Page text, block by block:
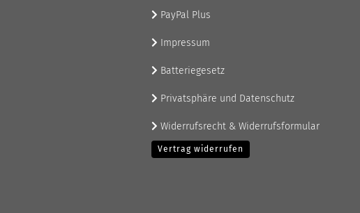
PayPal Plus
Impressum
Batteriegesetz
Privatsphäre und Datenschutz
Widerrufsrecht & Widerrufsformular
Vertrag widerrufen